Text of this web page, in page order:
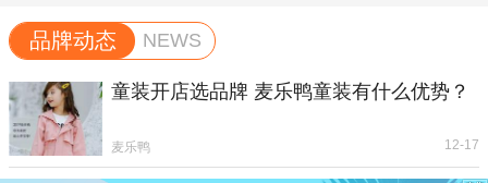
品牌动态 NEWS
童装开店选品牌 麦乐鸭童装有什么优势？
麦乐鸭 12-17